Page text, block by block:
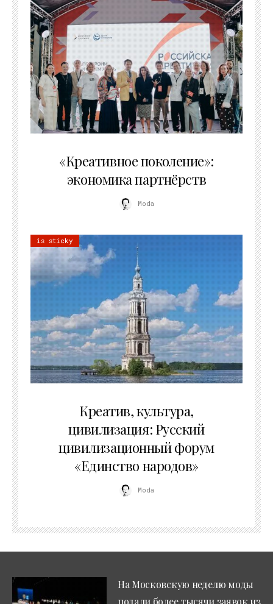
«Креативное поколение»:
экономика партнёрств
Moda
is sticky
Креатив, культура,
цивилизация: Русский
цивилизационный форум
«Единство народов»
Moda
На Московскую неделю моды
подали более тысячи заявок из